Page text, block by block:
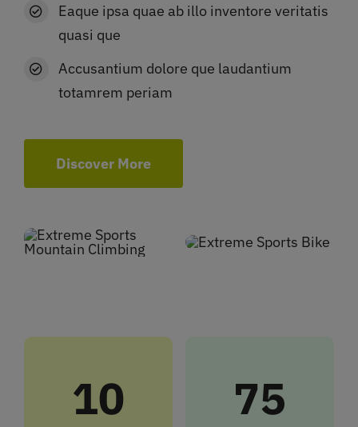
Eaque ipsa quae ab illo inventore veritatis
quasi que
Accusantium dolore que laudantium
totamrem periam
Discover More
10 75